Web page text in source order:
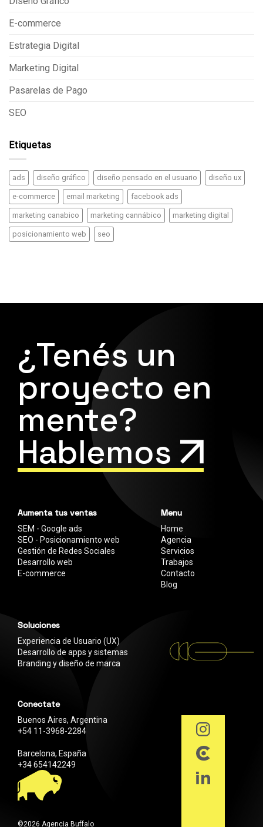
E-commerce
Estrategia Digital
Marketing Digital
Pasarelas de Pago
SEO
Etiquetas
ads diseño gráfico diseño pensado en el usuario diseño ux
e-commerce email marketing facebook ads
marketing canabico marketing cannábico marketing digital
posicionamiento web seo
¿Tenés un
proyecto en
mente?
Hablemos
Aumenta tus ventas
SEM - Google ads
SEO - Posicionamiento web
Gestión de Redes Sociales
Desarrollo web
E-commerce
Soluciones
Experiencia de Usuario (UX)
Desarrollo de apps y sistemas
Branding y diseño de marca
Menu
Home
Agencia
Servicios
Trabajos
Contacto
Blog
Conectate
Buenos Aires, Argentina
+54 11-3968-2284
Barcelona, España
+34 654142249
©2026 Agencia Buffalo